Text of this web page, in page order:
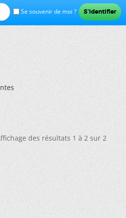
Se souvenir de moi ?
des résultats 1 à 2 sur 2